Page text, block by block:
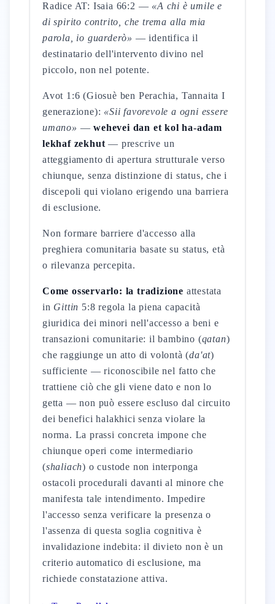
Radice AT: Isaia 66:2 — «A chi è umile e
di spirito contrito, che trema alla mia
parola, io guarderò» — identifica il
destinatario dell'intervento divino nel
piccolo, non nel potente.
Avot 1:6 (Giosuè ben Perachia, Tannaita I
generazione): «Sii favorevole a ogni essere
umano» —wehevei dan et kol ha-adam
lekhaf zekhut — prescrive un
atteggiamento di apertura strutturale verso
chiunque, senza distinzione di status, che i
discepoli qui violano erigendo una barriera
di esclusione.
Non formare barriere d'accesso alla
preghiera comunitaria basate su status, età
o rilevanza percepita.
Come osservarlo: la tradizione attestata
in Gittin 5:8 regola la piena capacità
giuridica dei minori nell'accesso a beni e
transazioni comunitarie: il bambino (qatan)
che raggiunge un atto di volontà (da'at)
sufficiente — riconoscibile nel fatto che
trattiene ciò che gli viene dato e non lo
getta — non può essere escluso dal circuito
dei benefici halakhici senza violare la
norma. La prassi concreta impone che
chiunque operi come intermediario
(shaliach) o custode non interponga
ostacoli procedurali davanti al minore che
manifesta tale intendimento. Impedire
l'accesso senza verificare la presenza o
l'assenza di questa soglia cognitiva è
invalidazione indebita: il divieto non è un
criterio automatico di esclusione, ma
richiede constatazione attiva.